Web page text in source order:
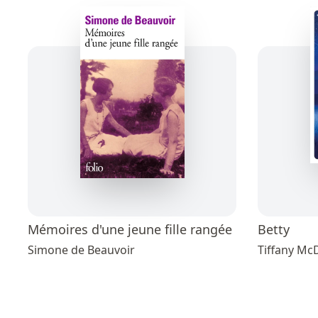
Mémoires d'une jeune fille rangée
Simone de Beauvoir
Betty
Tiffany